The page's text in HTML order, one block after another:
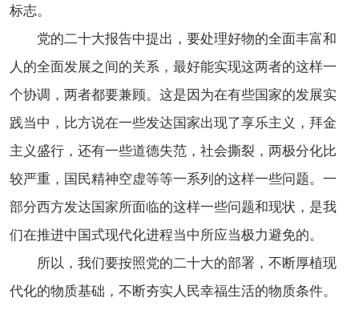
标志。
党的二十大报告中提出，要处理好物的全面丰富和
人的全面发展之间的关系，最好能实现这两者的这样一
个协调，两者都要兼顾。这是因为在有些国家的发展实
践当中，比方说在一些发达国家出现了享乐主义，拜金
主义盛行，还有一些道德失范，社会撕裂，两极分化比
较严重，国民精神空虚等等一系列的这样一些问题。一
部分西方发达国家所面临的这样一些问题和现状，是我
们在推进中国式现代化进程当中所应当极力避免的。
所以，我们要按照党的二十大的部署，不断厚植现
代化的物质基础，不断夯实人民幸福生活的物质条件。